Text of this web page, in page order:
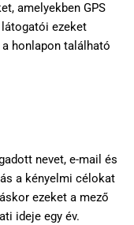
amelyekben GPS
ezeket
honlapon található
nevet, e-mail és
a kényelmi célokat
ezeket a mező
ideje egy év.